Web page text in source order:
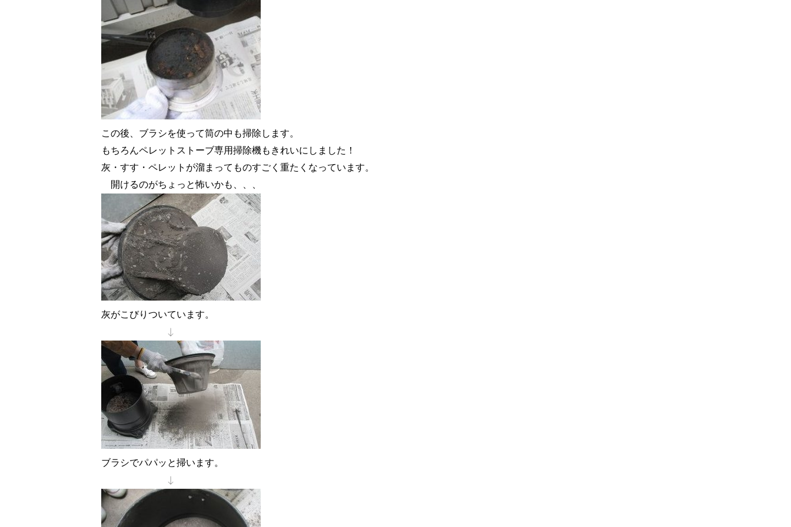
この後、ブラシを使って筒の中も掃除します。
もちろんペレットストーブ専用掃除機もきれいにしました！
灰・すす・ペレットが溜まってものすごく重たくなっています。
開けるのがちょっと怖いかも、、、
灰がこびりついています。
↓
ブラシでパパッと掃います。
↓